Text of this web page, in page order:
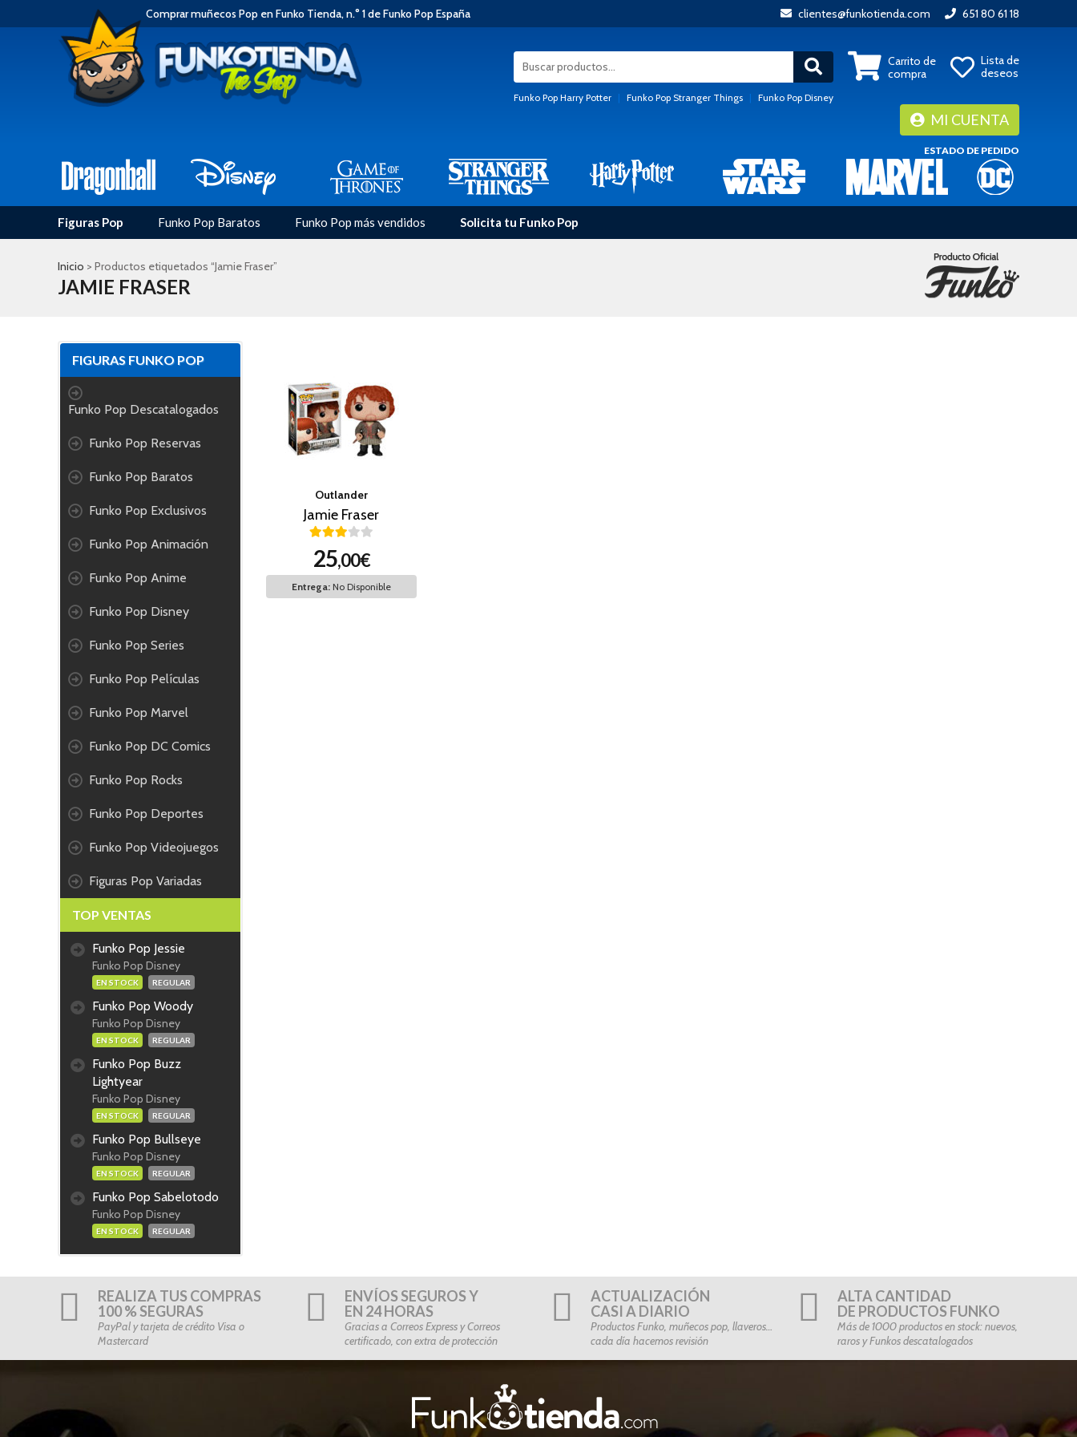
Comprar muñecos Pop en Funko Tienda, n.° 1 de Funko Pop España clientes@funkotienda.com 651 80 61 18
Funko Pop Harry Potter | Funko Pop Stranger Things | Funko Pop Disney
Carrito de
compra
Lista de
deseos
MI CUENTA
ESTADO DE PEDIDO
Figuras Pop Funko Pop Baratos Funko Pop más vendidos Solicita tu Funko Pop
Inicio > Productos etiquetados “Jamie Fraser”
JAMIE FRASER
FIGURAS FUNKO POP
Funko Pop Descatalogados
Funko Pop Reservas
Funko Pop Baratos
Funko Pop Exclusivos
Funko Pop Animación
Funko Pop Anime
Funko Pop Disney
Funko Pop Series
Funko Pop Películas
Funko Pop Marvel
Funko Pop DC Comics
Funko Pop Rocks
Funko Pop Deportes
Funko Pop Videojuegos
Figuras Pop Variadas
TOP VENTAS
Funko Pop Jessie
Funko Pop Disney
EN STOCK REGULAR
Funko Pop Woody
Funko Pop Disney
EN STOCK REGULAR
Funko Pop Buzz
Lightyear
Funko Pop Disney
EN STOCK REGULAR
Funko Pop Bullseye
Funko Pop Disney
EN STOCK REGULAR
Funko Pop Sabelotodo
Funko Pop Disney
EN STOCK REGULAR
Outlander
Jamie Fraser
25,00€
Entrega: No Disponible
REALIZA TUS COMPRAS
100 % SEGURAS
PayPal y tarjeta de crédito Visa o
Mastercard
ENVÍOS SEGUROS Y
EN 24 HORAS
Gracias a Correos Express y Correos
certificado, con extra de protección
ACTUALIZACIÓN
CASI A DIARIO
Productos Funko, muñecos pop, llaveros…
cada día hacemos revisión
ALTA CANTIDAD
DE PRODUCTOS FUNKO
Más de 1000 productos en stock: nuevos,
raros y Funkos descatalogados